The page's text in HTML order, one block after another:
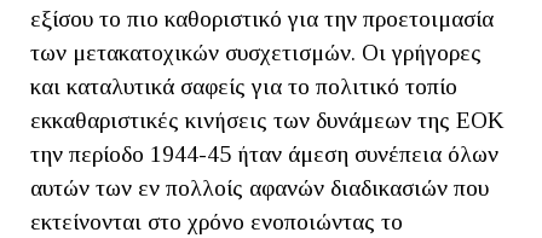
εξίσου το πιο καθοριστικό για την προετοιμασία
των μετακατοχικών συσχετισμών. Οι γρήγορες
και καταλυτικά σαφείς για το πολιτικό τοπίο
εκκαθαριστικές κινήσεις των δυνάμεων της ΕΟΚ
την περίοδο 1944-45 ήταν άμεση συνέπεια όλων
αυτών των εν πολλοίς αφανών διαδικασιών που
εκτείνονται στο χρόνο ενοποιώντας το